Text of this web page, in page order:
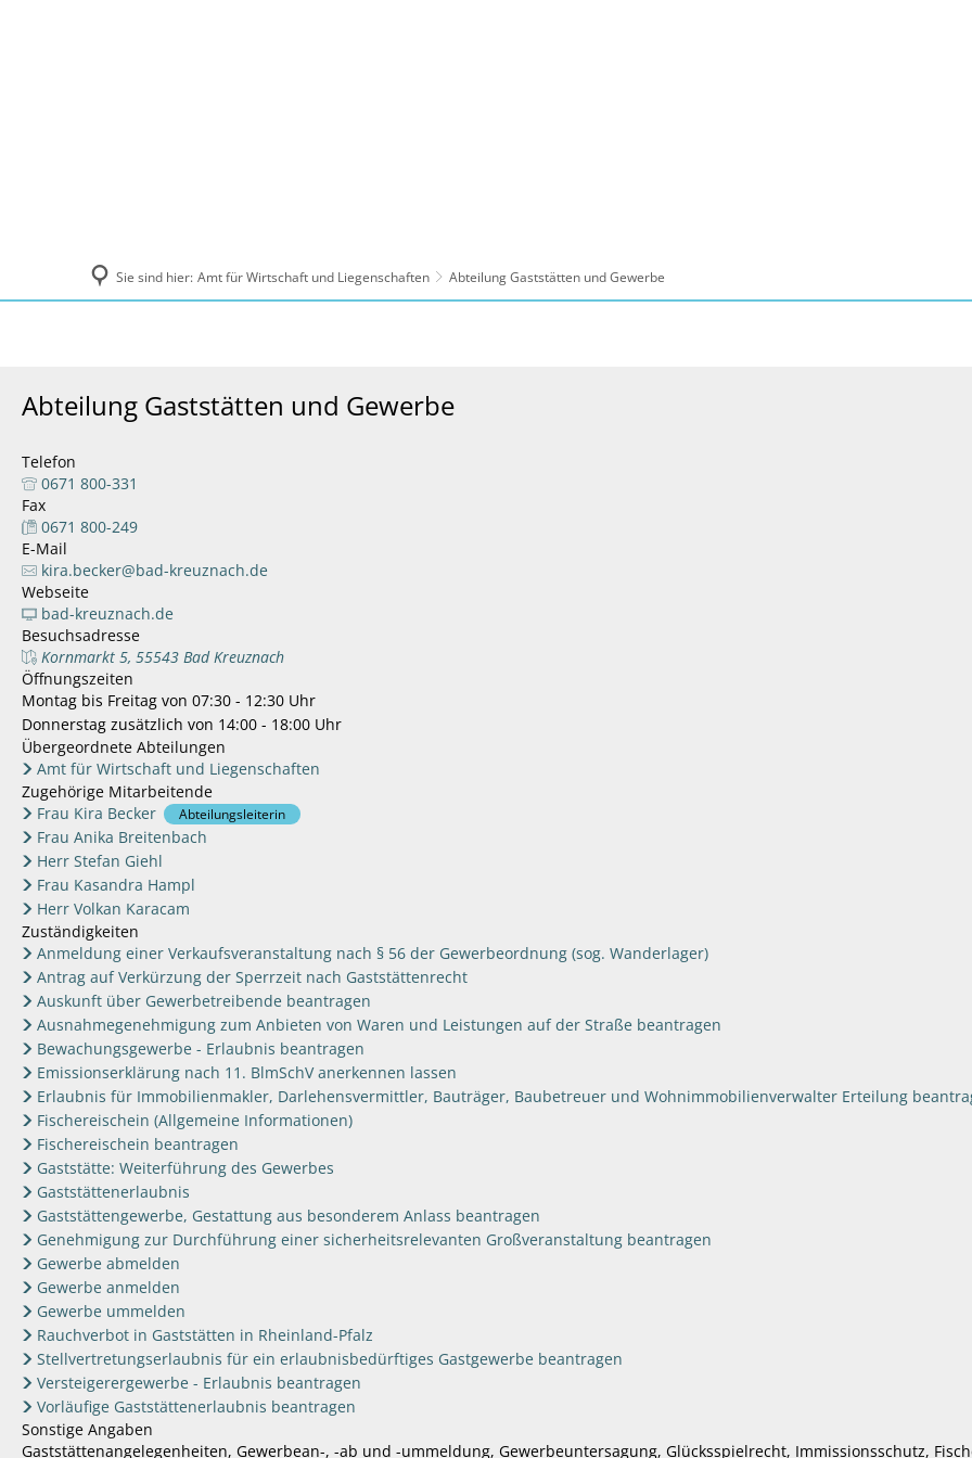
Sie sind hier: Amt für Wirtschaft und Liegenschaften Abteilung Gaststätten und Gewerbe
Abteilung Gaststätten und Gewerbe
Telefon
0671 800-331
Fax
0671 800-249
E-Mail
kira.becker@bad-kreuznach.de
Webseite
bad-kreuznach.de
Besuchsadresse
Kornmarkt 5, 55543 Bad Kreuznach
Öffnungszeiten
Montag bis Freitag von 07:30 - 12:30 Uhr
Donnerstag zusätzlich von 14:00 - 18:00 Uhr
Übergeordnete Abteilungen
Amt für Wirtschaft und Liegenschaften
Zugehörige Mitarbeitende
Frau Kira Becker
Abteilungsleiterin
Frau Anika Breitenbach
Herr Stefan Giehl
Frau Kasandra Hampl
Herr Volkan Karacam
Zuständigkeiten
Anmeldung einer Verkaufsveranstaltung nach § 56 der Gewerbeordnung (sog. Wanderlager)
Antrag auf Verkürzung der Sperrzeit nach Gaststättenrecht
Auskunft über Gewerbetreibende beantragen
Ausnahmegenehmigung zum Anbieten von Waren und Leistungen auf der Straße beantragen
Bewachungsgewerbe - Erlaubnis beantragen
Emissionserklärung nach 11. BlmSchV anerkennen lassen
Erlaubnis für Immobilienmakler, Darlehensvermittler, Bauträger, Baubetreuer und Wohnimmobilienverwalter Erteilung
Fischereischein (Allgemeine Informationen)
Fischereischein beantragen
Gaststätte: Weiterführung des Gewerbes
Gaststättenerlaubnis
Gaststättengewerbe, Gestattung aus besonderem Anlass beantragen
Genehmigung zur Durchführung einer sicherheitsrelevanten Großveranstaltung beantragen
Gewerbe abmelden
Gewerbe anmelden
Gewerbe ummelden
Rauchverbot in Gaststätten in Rheinland-Pfalz
Stellvertretungserlaubnis für ein erlaubnisbedürftiges Gastgewerbe beantragen
Versteigerergewerbe - Erlaubnis beantragen
Vorläufige Gaststättenerlaubnis beantragen
Sonstige Angaben
Gaststättenangelegenheiten, Gewerbean-, -ab und -ummeldung, Gewerbeuntersagung, Glücksspielrecht, Immissionsschutz,